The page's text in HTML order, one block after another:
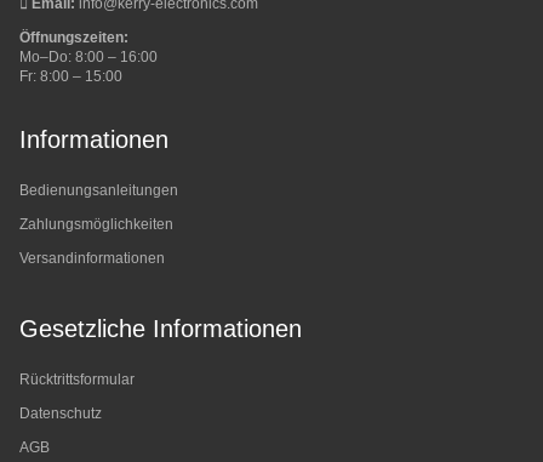
Email: info@kerry-electronics.com
Öffnungszeiten:
Mo–Do: 8:00 – 16:00
Fr: 8:00 – 15:00
Informationen
Bedienungsanleitungen
Zahlungsmöglichkeiten
Versandinformationen
Gesetzliche Informationen
Rücktrittsformular
Datenschutz
AGB